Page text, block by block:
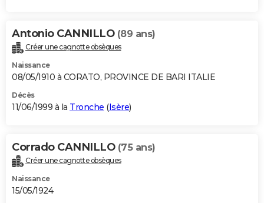
Antonio CANNILLO (89 ans)
Créer une cagnotte obsèques
Naissance
08/05/1910 à CORATO, PROVINCE DE BARI ITALIE
Décès
11/06/1999 à la Tronche (Isère)
Corrado CANNILLO (75 ans)
Créer une cagnotte obsèques
Naissance
15/05/1924